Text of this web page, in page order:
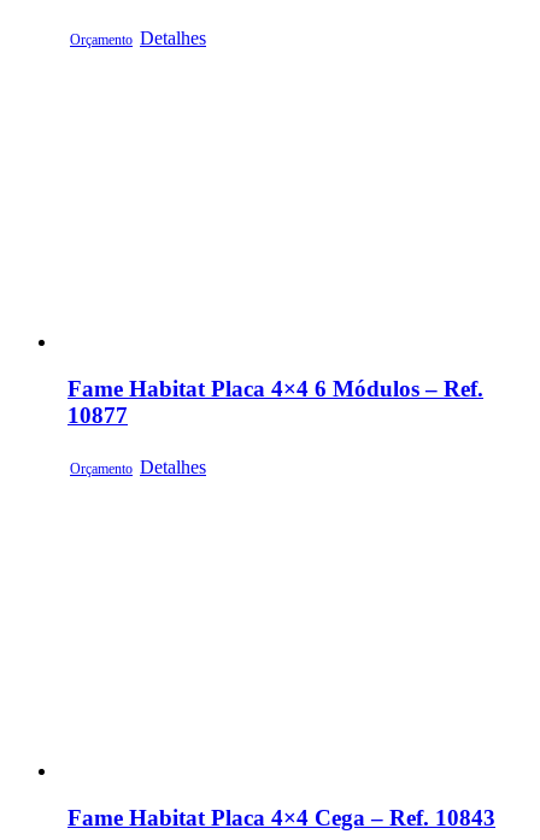
Orçamento Detalhes
Fame Habitat Placa 4×4 6 Módulos – Ref.
10877
Orçamento Detalhes
Fame Habitat Placa 4×4 Cega – Ref. 10843